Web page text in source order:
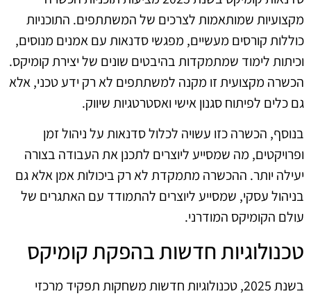
מקצועיות שמותאמות לצרכים של המשתתפים. התוכניות
כוללות קורסים מעשיים, מפגשי סדנאות עם אמנים מנוסים,
וכיתות לימוד שמתמקדות בהיבטים שונים של יצירת קומיקס.
הכשרה מקצועית זו מקנה למשתתפים לא רק ידע טכני, אלא
גם כלים לפיתוח סגנון אישי ואסטרטגיות שיווק.
בנוסף, הכשרה כזו עשויה לכלול סדנאות על ניהול זמן
ופרויקטים, מה שמסייע ליוצרים לתכנן את העבודה בצורה
יעילה יותר. ההכשרה מתמקדת לא רק ביכולות אמן אלא גם
בניהול עסקי, שמסייע ליוצרים להתמודד עם האתגרים של
עולם הקומיקס המודרני.
טכנולוגיות חדשות בהפקת קומיקס
בשנת 2025, טכנולוגיות חדשות משחקות תפקיד מרכזי